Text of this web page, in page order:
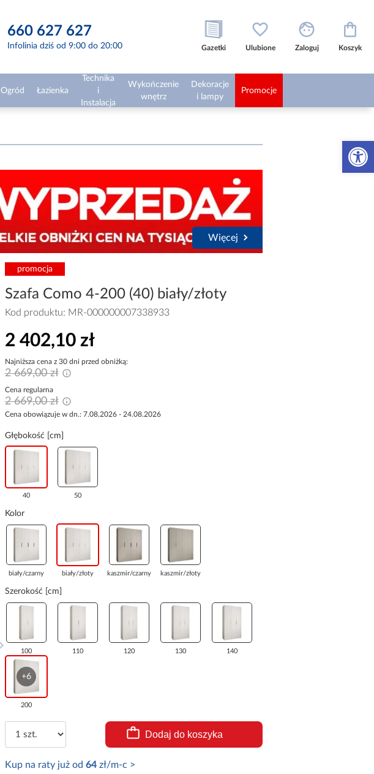
Otwórz
660 627 627
Infolinia dziś od 9:00 do 20:00 Gazetki Ulubione Zaloguj Koszyk
Ogród Łazienka
Technika
i
Instalacja
Wykończenie
wnętrz
Dekoracje
i lampy
Promocje
Więcej
promocja
Szafa Como 4-200 (40) biały/złoty
Kod produktu: MR-000000007338933
2 402,10 zł
Najniższa cena z 30 dni przed obniżką:
2 669,00 zł
Cena regularna
2 669,00 zł
Cena obowiązuje w dn.: 7.08.2026 - 24.08.2026
Głębokość [cm]
40 50
Kolor
biały/czarny biały/złoty kaszmir/czarny kaszmir/złoty
Szerokość [cm]
100 110 120 130 140
+6
200
Dodaj do koszyka
Kup na raty już od 64zł/m-c >